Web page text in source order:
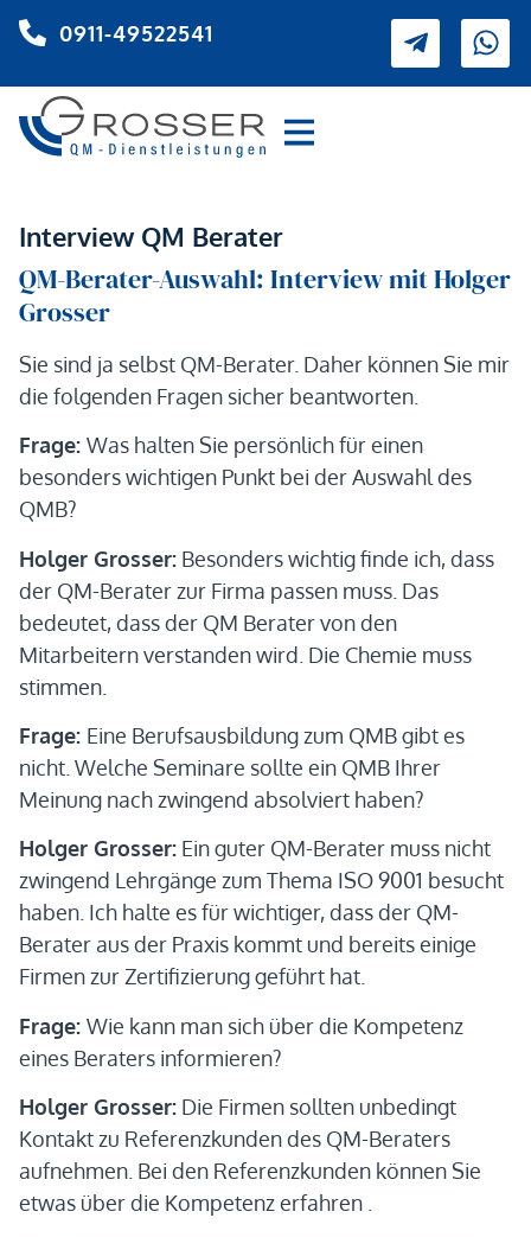
0911-49522541
Interview QM Berater
QM-Berater-Auswahl: Interview mit Holger
Grosser
Sie sind ja selbst QM-Berater. Daher können Sie mir
die folgenden Fragen sicher beantworten.
Frage: Was halten Sie persönlich für einen
besonders wichtigen Punkt bei der Auswahl des
QMB?
Holger Grosser: Besonders wichtig finde ich, dass
der QM-Berater zur Firma passen muss. Das
bedeutet, dass der QM Berater von den
Mitarbeitern verstanden wird. Die Chemie muss
stimmen.
Frage: Eine Berufsausbildung zum QMB gibt es
nicht. Welche Seminare sollte ein QMB Ihrer
Meinung nach zwingend absolviert haben?
Holger Grosser: Ein guter QM-Berater muss nicht
zwingend Lehrgänge zum Thema ISO 9001 besucht
haben. Ich halte es für wichtiger, dass der QM-
Berater aus der Praxis kommt und bereits einige
Firmen zur Zertifizierung geführt hat.
Frage: Wie kann man sich über die Kompetenz
eines Beraters informieren?
Holger Grosser: Die Firmen sollten unbedingt
Kontakt zu Referenzkunden des QM-Beraters
aufnehmen. Bei den Referenzkunden können Sie
etwas über die Kompetenz erfahren .